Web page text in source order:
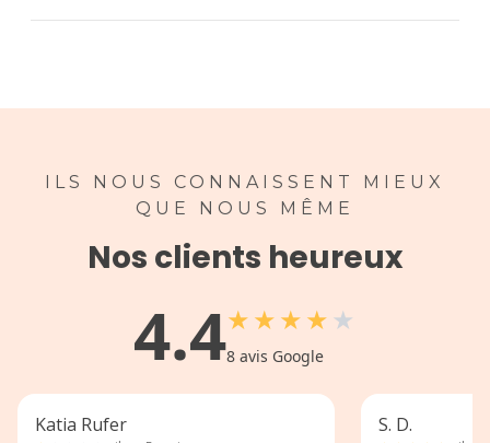
ILS NOUS CONNAISSENT MIEUX
QUE NOUS MÊME
Nos clients heureux
4.4★★★★★
8avis Google
Katia Rufer S. D.